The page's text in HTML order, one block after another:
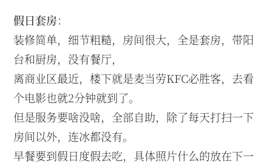
假日套房：
装修简单，细节粗糙，房间很大，全是套房，带阳
台和厨房，没有餐厅，
离商业区最近，楼下就是麦当劳KFC必胜客，去看
个电影也就2分钟就到了。
但是服务要啥没啥，全部自助，除了每天打扫一下
房间以外，连冰都没有。
早餐要到假日度假去吃，具体照片什么的放在下一